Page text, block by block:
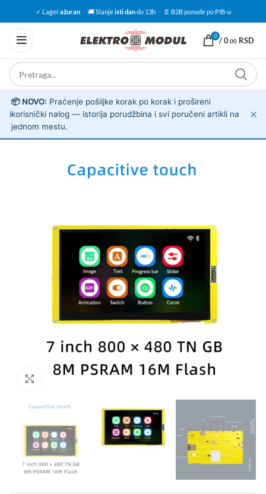
✓ Lageražuran · 🚚 Slanjeisti dando 13h · 📄 B2B ponude po PIB-u
0 /0.00 RSD
ℹ️
📦 NOVO: Praćenje pošiljke korak po korak i prošireni
korisnički nalog — istorija porudžbina i svi poručeni artikli na
jednom mestu.
✕